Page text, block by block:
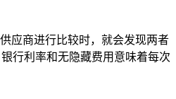
应商进行比较时，就会发现两者
行利率和无隐藏费用意味着每次